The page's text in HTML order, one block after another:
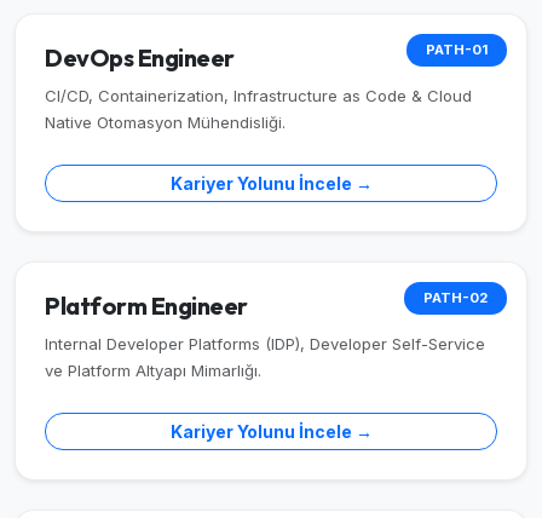
PATH-01
DevOps Engineer
CI/CD, Containerization, Infrastructure as Code & Cloud
Native Otomasyon Mühendisliği.
Kariyer Yolunu İncele →
PATH-02
Platform Engineer
Internal Developer Platforms (IDP), Developer Self-Service
ve Platform Altyapı Mimarlığı.
Kariyer Yolunu İncele →